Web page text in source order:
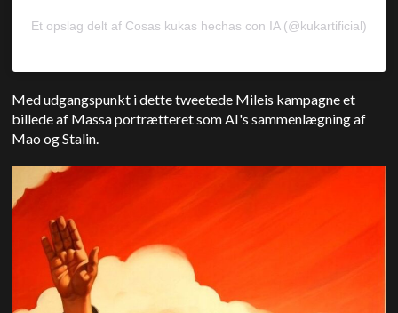
Et opslag delt af Cosas kukas hechas con IA (@kukartificial)
Med udgangspunkt i dette tweetede Mileis kampagne et
billede af Massa portrætteret som AI's sammenlægning af
Mao og Stalin.